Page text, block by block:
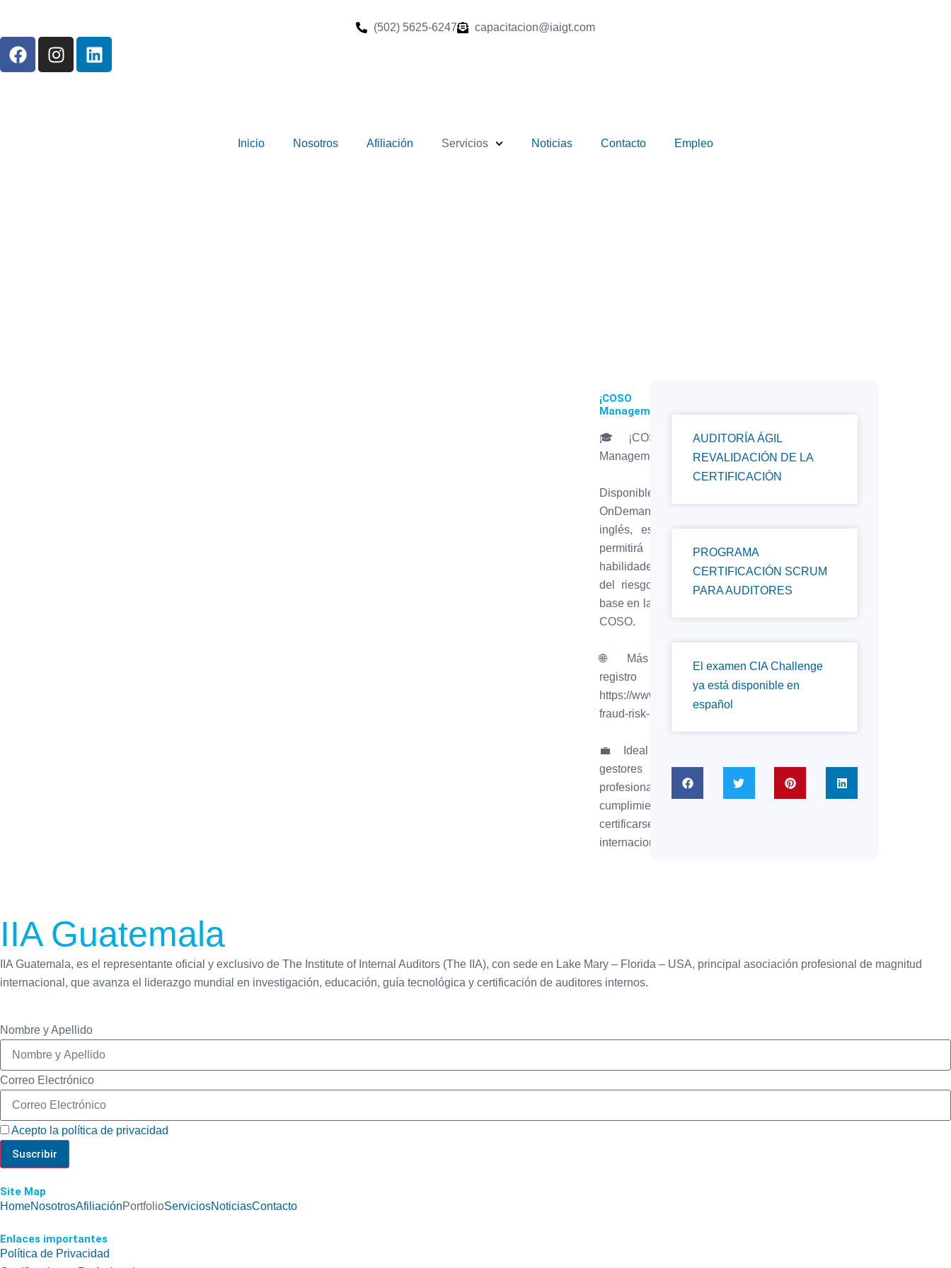
(502) 5625-6247 capacitacion@iaigt.com
Inicio Nosotros Afiliación Servicios Noticias Contacto Empleo
¡COSO Fraud Risk
Management Certificate!
🎓 ¡COSO Fraud Risk
Management Certificate!
Disponible en modalidad
OnDemand y en idioma
inglés, este programa te
permitirá fortalecer tus
habilidades en la gestión
del riesgo de fraude con
base en la reconocida guía
COSO.
🌐 Más información y
registro aquí:
https://www.theiia.org/coso-
fraud-risk-management/
💼 Ideal para auditores,
gestores de riesgos y
profesionales de
cumplimiento que buscan
certificarse con estándares
internacionales.
AUDITORÍA ÁGIL
REVALIDACIÓN DE LA
CERTIFICACIÓN
PROGRAMA
CERTIFICACIÓN SCRUM
PARA AUDITORES
El examen CIA Challenge
ya está disponible en
español
IIA Guatemala
IIA Guatemala, es el representante oficial y exclusivo de The Institute of Internal Auditors (The IIA), con sede en Lake Mary – Florida – USA, principal asociación profesional de magnitud
internacional, que avanza el liderazgo mundial en investigación, educación, guía tecnológica y certificación de auditores internos.
Nombre y Apellido
Correo Electrónico
Acepto la política de privacidad
Site Map
HomeNosotrosAfiliaciónPortfolioServiciosNoticiasContacto
Enlaces importantes
Política de Privacidad